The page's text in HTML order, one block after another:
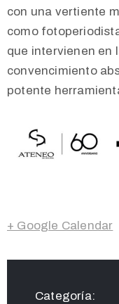
con una vertiente
como
que intervienen en
convencimiento
potente
+ Google Calendar
Categoría: